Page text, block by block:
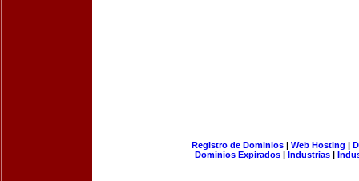
Registro de Dominios| Web Hosting |
Dominios Expirados | Industrias |